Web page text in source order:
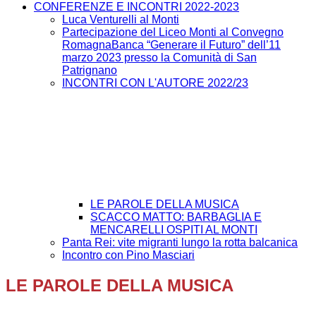
CONFERENZE E INCONTRI 2022-2023
Luca Venturelli al Monti
Partecipazione del Liceo Monti al Convegno
RomagnaBanca “Generare il Futuro” dell’11
marzo 2023 presso la Comunità di San
Patrignano
INCONTRI CON L'AUTORE 2022/23
LE PAROLE DELLA MUSICA
SCACCO MATTO: BARBAGLIA E
MENCARELLI OSPITI AL MONTI
Panta Rei: vite migranti lungo la rotta balcanica
Incontro con Pino Masciari
LE PAROLE DELLA MUSICA